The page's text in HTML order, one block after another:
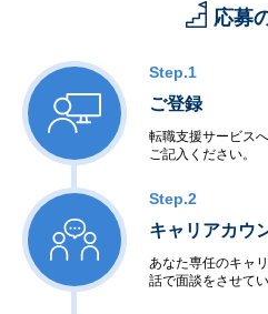
応募
Step.1
ご登録
転職支援サービス
ご記入ください。
Step.2
キャリアカウ
あなた専任のキャ
話で面談をさせて